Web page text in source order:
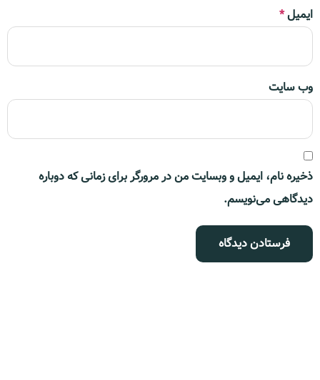
ایمیل*
وب‌ سایت
ذخیره نام، ایمیل و وبسایت من در مرورگر برای زمانی که دوباره
دیدگاهی می‌نویسم.